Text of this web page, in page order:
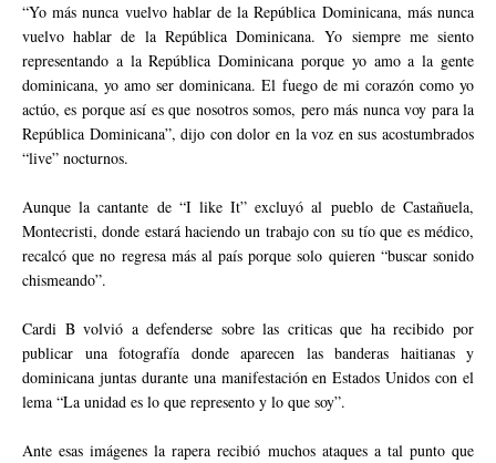
“Yo más nunca vuelvo hablar de la República Dominicana, más nunca
vuelvo hablar de la República Dominicana. Yo siempre me siento
representando a la República Dominicana porque yo amo a la gente
dominicana, yo amo ser dominicana. El fuego de mi corazón como yo
actúo, es porque así es que nosotros somos, pero más nunca voy para la
República Dominicana”, dijo con dolor en la voz en sus acostumbrados
“live” nocturnos.
Aunque la cantante de “I like It” excluyó al pueblo de Castañuela,
Montecristi, donde estará haciendo un trabajo con su tío que es médico,
recalcó que no regresa más al país porque solo quieren “buscar sonido
chismeando”.
Cardi B volvió a defenderse sobre las criticas que ha recibido por
publicar una fotografía donde aparecen las banderas haitianas y
dominicana juntas durante una manifestación en Estados Unidos con el
lema “La unidad es lo que represento y lo que soy”.
Ante esas imágenes la rapera recibió muchos ataques a tal punto que